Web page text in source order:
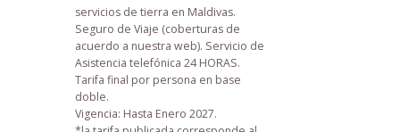
servicios de tierra en Maldivas.
Seguro de Viaje (coberturas de
acuerdo a nuestra web). Servicio de
Asistencia telefónica 24 HORAS.
Tarifa final por persona en base
doble.
Vigencia: Hasta Enero 2027.